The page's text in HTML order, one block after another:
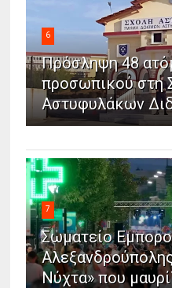
6
Πρόσληψη 48
προσωπικού στη
Αστυφυλάκων
7
Σωματείο
Νύχτα» που